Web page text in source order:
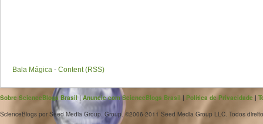
Bala Mágica - Content (RSS)
Sobre ScienceBlogs Brasil |Anuncie com ScienceBlogs Brasil | Política de Privacidade |
ScienceBlogs por Seed Media Group. Group. ©2006-2011 Seed Media Group LLC. Todos